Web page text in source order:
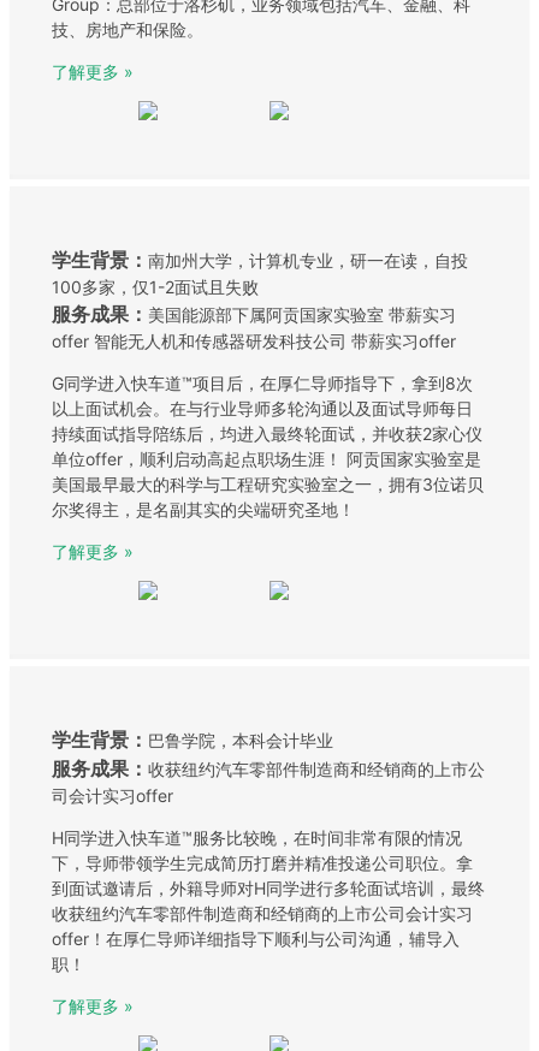
Group：总部位于洛杉矶，业务领域包括汽车、金融、科
技、房地产和保险。
了解更多 »
学生背景： 南加州大学，计算机专业，研一在读，自投
100多家，仅1-2面试且失败
服务成果： 美国能源部下属阿贡国家实验室 带薪实习
offer 智能无人机和传感器研发科技公司 带薪实习offer
G同学进入快车道™项目后，在厚仁导师指导下，拿到8次
以上面试机会。在与行业导师多轮沟通以及面试导师每日
持续面试指导陪练后，均进入最终轮面试，并收获2家心仪
单位offer，顺利启动高起点职场生涯！ 阿贡国家实验室是
美国最早最大的科学与工程研究实验室之一，拥有3位诺贝
尔奖得主，是名副其实的尖端研究圣地！
了解更多 »
学生背景： 巴鲁学院，本科会计毕业
服务成果： 收获纽约汽车零部件制造商和经销商的上市公
司会计实习offer
H同学进入快车道™服务比较晚，在时间非常有限的情况
下，导师带领学生完成简历打磨并精准投递公司职位。拿
到面试邀请后，外籍导师对H同学进行多轮面试培训，最终
收获纽约汽车零部件制造商和经销商的上市公司会计实习
offer！在厚仁导师详细指导下顺利与公司沟通，辅导入
职！
了解更多 »